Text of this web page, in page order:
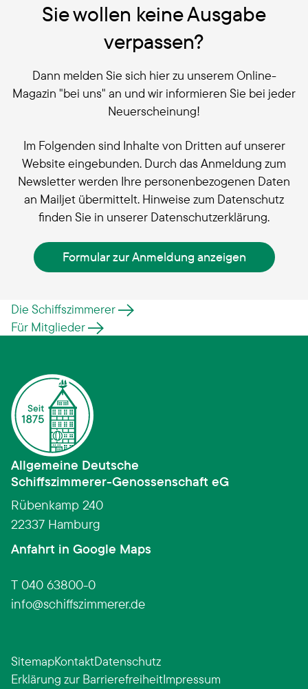
Sie wollen keine Ausgabe
verpassen?
Dann melden Sie sich hier zu unserem Online-
Magazin "bei uns" an und wir informieren Sie bei jeder
Neuerscheinung!
Im Folgenden sind Inhalte von Dritten auf unserer
Website eingebunden. Durch das Anmeldung zum
Newsletter werden Ihre personenbezogenen Daten
an Mailjet übermittelt. Hinweise zum Datenschutz
finden Sie in unserer Datenschutzerklärung.
Formular zur Anmeldung anzeigen
Die Schiffszimmerer
Für Mitglieder
Allgemeine Deutsche
Schiffszimmerer­-­Genossenschaft eG
Rübenkamp 240
22337 Hamburg
Anfahrt in Google Maps
T 040 63800-0
info
schiffszimmerer.de
SitemapKontaktDatenschutz
Erklärung zur BarrierefreiheitImpressum